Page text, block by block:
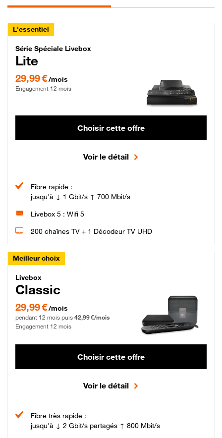
L'essentiel
Série Spéciale Livebox Lite Fibre
Série Spéciale Livebox
Lite
29,99 €/mois
Engagement 12 mois
Choisir cette offre
Voir le détail
Fibre rapide :
jusqu'à ↓ 1 Gbit/s ↑ 700 Mbit/s
Livebox 5 : Wifi 5
200 chaînes TV + 1 Décodeur TV UHD
Meilleur choix
Livebox Classic Fibre
Livebox
Classic
29,99 € par mois pendant 12 mois puis 42,99 € par mois, Engagement 12 mois
29,99 €/mois
pendant 12 mois puis 42,99 €/mois
Engagement 12 mois
Choisir cette offre
Voir le détail
Fibre très rapide :
jusqu'à ↓ 2 Gbit/s partagés ↑ 800 Mbit/s